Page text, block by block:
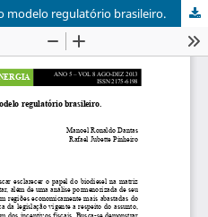
modelo regulatório brasileiro.